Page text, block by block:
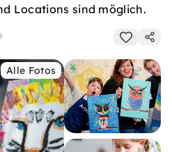
Locations sind möglich.
Alle Fotos